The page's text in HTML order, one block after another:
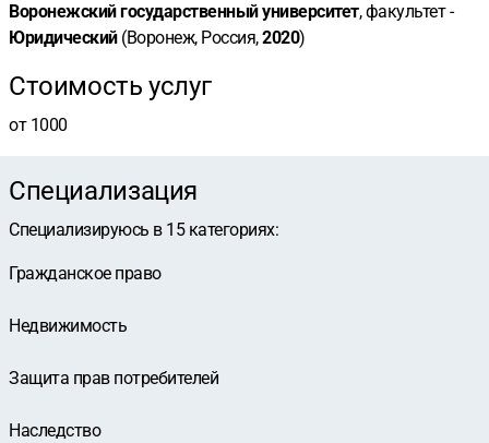
Воронежский государственный университет, факультет -
Юридический(Воронеж, Россия,2020)
Стоимость услуг
от 1000
Специализация
Специализируюсь в 15 категориях:
Гражданское право
Недвижимость
Защита прав потребителей
Наследство